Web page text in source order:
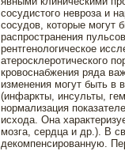
сосудистого невроза и
сосудов, которые могут
распространения
рентгенологическое
атеросклеротического
кровоснабжения ряда
изменения могут быть в
(инфаркты, инсульты,
нормализация
исхода. Она
мозга, сердца и др.). В
декомпенсированную.